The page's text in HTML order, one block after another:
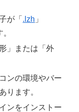
が「 .lzh 」
」または「外
ンの環境やバー
ります。
ンをインストー